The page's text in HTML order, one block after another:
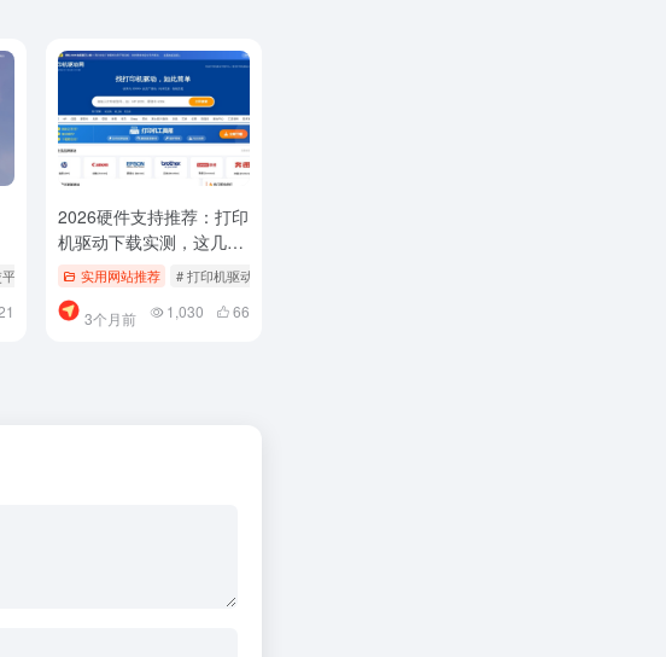
作工具
台 # Z世代数字生活导航 # Z世代社交平台
2026硬件支持推荐：打印
机驱动下载实测，这几个
最稳别再乱找了
实用网站推荐 # 打印机驱动下载
3个月前 1,030 66